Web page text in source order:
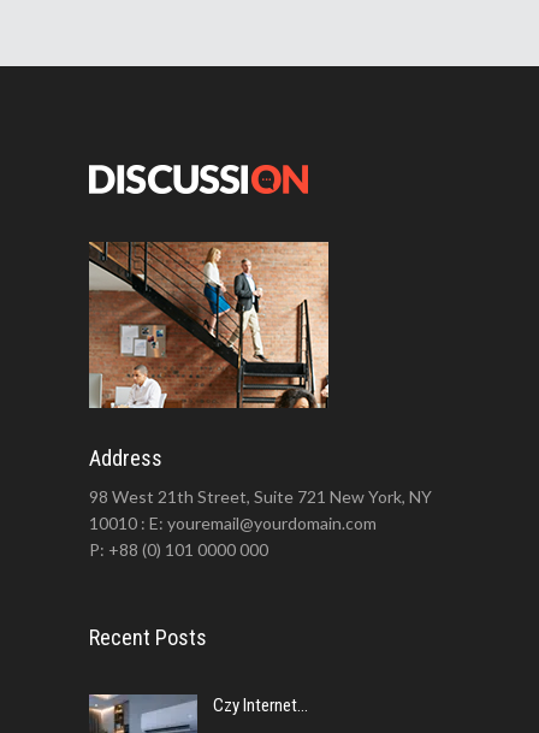
Address
98 West 21th Street, Suite 721 New York, NY
10010 : E: youremail@yourdomain.com
P: +88 (0) 101 0000 000
Recent Posts
Czy Internet...